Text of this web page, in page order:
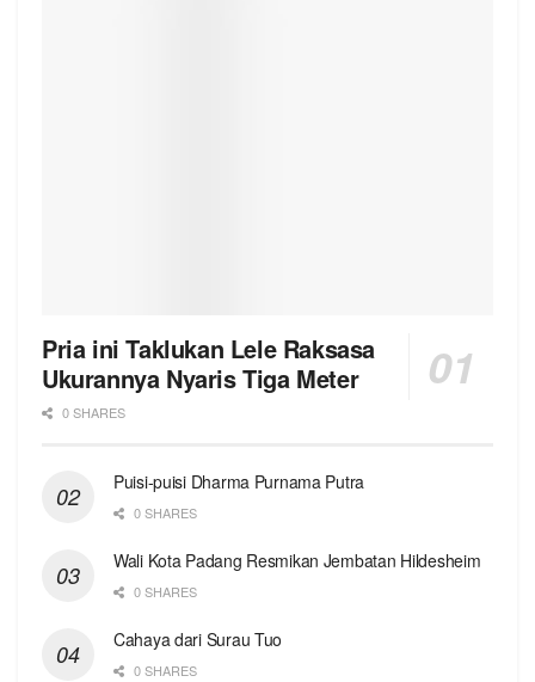
Pria ini Taklukan Lele Raksasa
Ukurannya Nyaris Tiga Meter
0 SHARES
Puisi-puisi Dharma Purnama Putra
0 SHARES
Wali Kota Padang Resmikan Jembatan Hildesheim
0 SHARES
Cahaya dari Surau Tuo
0 SHARES